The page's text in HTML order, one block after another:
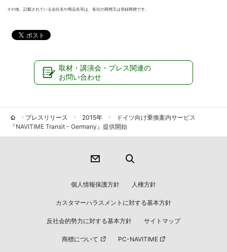
その他、記載されている会社名や商品名等は、各社の商標又は登録商標です。
取材・講演会・プレス関連の
お問い合わせ
プレスリリース 2015年
ドイツ向け乗換案内サービス
『NAVITIME Transit - Germany』提供開始
個人情報保護方針 人権方針
カスタマーハラスメントに対する基本方針
反社会的勢力に対する基本方針 サイトマップ
商標について PC-NAVITIME